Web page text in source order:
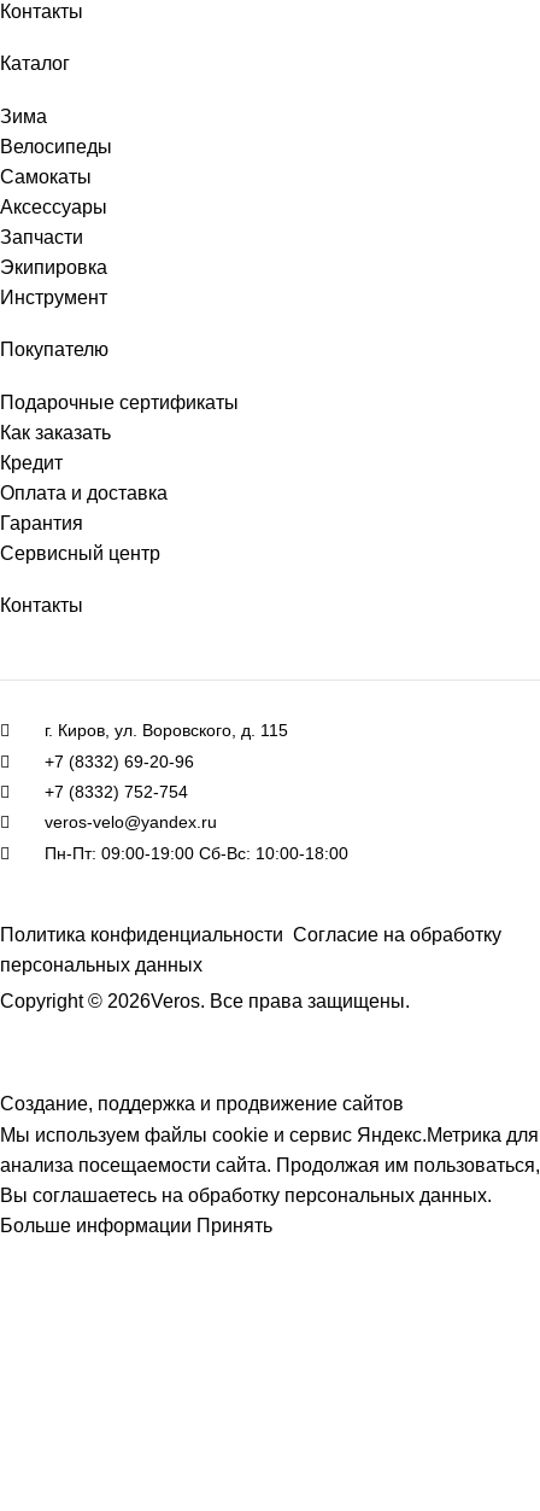
Контакты
Каталог
Зима
Велосипеды
Самокаты
Аксессуары
Запчасти
Экипировка
Инструмент
Покупателю
Подарочные сертификаты
Как заказать
Кредит
Оплата и доставка
Гарантия
Сервисный центр
Контакты
г. Киров, ул. Воровского, д. 115
+7 (8332) 69-20-96
+7 (8332) 752-754
veros-velo@yandex.ru
Пн-Пт: 09:00-19:00 Сб-Вс: 10:00-18:00
Политика конфиденциальности Согласие на обработку
персональных данных
Copyright © 2026Veros. Все права защищены.
Создание, поддержка и продвижение сайтов
Мы используем файлы cookie и сервис Яндекс.Метрика для
анализа посещаемости сайта. Продолжая им пользоваться,
Вы соглашаетесь на обработку персональных данных.
Больше информации Принять